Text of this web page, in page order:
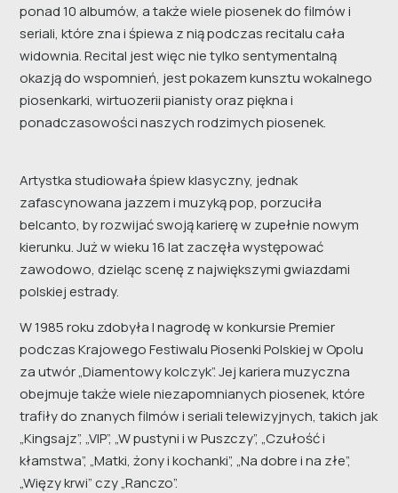
ponad 10 albumów, a także wiele piosenek do filmów i
seriali, które zna i śpiewa z nią podczas recitalu cała
widownia. Recital jest więc nie tylko sentymentalną
okazją do wspomnień, jest pokazem kunsztu wokalnego
piosenkarki, wirtuozerii pianisty oraz piękna i
ponadczasowości naszych rodzimych piosenek.
Artystka studiowała śpiew klasyczny, jednak
zafascynowana jazzem i muzyką pop, porzuciła
belcanto, by rozwijać swoją karierę w zupełnie nowym
kierunku. Już w wieku 16 lat zaczęła występować
zawodowo, dzieląc scenę z największymi gwiazdami
polskiej estrady.
W 1985 roku zdobyła I nagrodę w konkursie Premier
podczas Krajowego Festiwalu Piosenki Polskiej w Opolu
za utwór „Diamentowy kolczyk”. Jej kariera muzyczna
obejmuje także wiele niezapomnianych piosenek, które
trafiły do znanych filmów i seriali telewizyjnych, takich jak
„Kingsajz”, „VIP”, „W pustyni i w Puszczy”, „Czułość i
kłamstwa”, „Matki, żony i kochanki”, „Na dobre i na złe”,
„Więzy krwi” czy „Ranczo”.